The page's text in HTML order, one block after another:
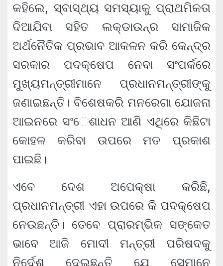
କହିଲେ, ସ୍ବାସ୍ଥ୍ୟ ସମସ୍ୟାକୁ ପ୍ରାଥମିକତା
ଦିଆଯିବା ସହିତ ଲକ୍‌ଡାଉନ୍‌ର ସାମାଜିକ
ଅର୍ଥନୈତିକ ପ୍ରଭାବ ଆକଳନ କରି କେନ୍ଦ୍ର
ସରକାର ପଦକ୍ଷେପ ନେବା ସଂପର୍କରେ
ମୁଖ୍ୟମନ୍ତ୍ରୀମାନେ ପ୍ରଧାନମନ୍ତ୍ରୀଙ୍କୁ
ଜଣାଇଛନ୍ତି। ବିଶେଷକରି ମନରେଗା ଯୋଜନା
ଆଇନରେ ସଂେଶାଧନ ଆଣି ଏଥିରେ କିଛିଟା
କୋହଳ କରିବା ଉପରେ ମତ ପ୍ରକାଶ
ପାଇଛି।
ଏବେ ଦେଶ ଅପେକ୍ଷା କରିଛି,
ପ୍ରଧାନମନ୍ତ୍ରୀ ଏହା ଉପରେ କି ପଦକ୍ଷେପ
ନେଉଛନ୍ତି। ତେବେ ପ୍ରାରମ୍ଭିକ ସଙ୍କେତ
ଭାବେ ଆଜି ମୋଦୀ ମନ୍ତ୍ରୀ ପରିଷଦକୁ
ନିର୍ଦେଶ ଦେଇଛନ୍ତି ଯେ ସେମାନେ